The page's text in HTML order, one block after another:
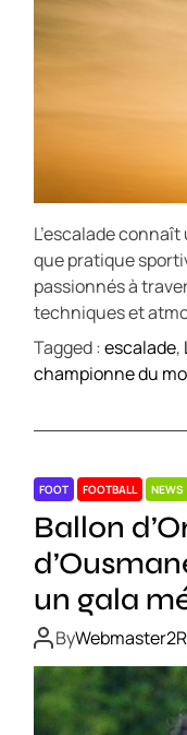
L’escalade
que pratique
passionnés à
techniques et
Tagged :escalade,
championne du
FOOT FOOTBALL NEWS
Ballon
un gala
By